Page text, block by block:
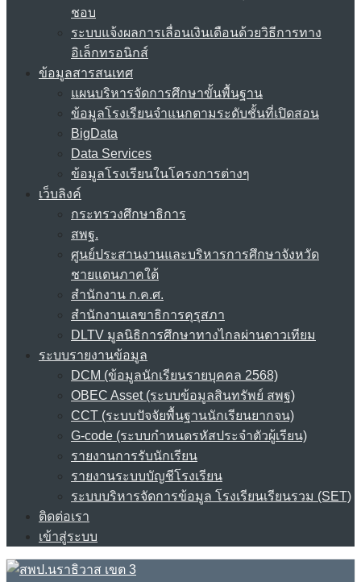
ชอบ
ระบบแจ้งผลการเลื่อนเงินเดือนด้วยวิธีการทาง
อิเล็กทรอนิกส์
ข้อมูลสารสนเทศ
แผนบริหารจัดการศึกษาขั้นพื้นฐาน
ข้อมูลโรงเรียนจำแนกตามระดับชั้นที่เปิดสอน
BigData
Data Services
ข้อมูลโรงเรียนในโครงการต่างๆ
เว็บลิงค์
กระทรวงศึกษาธิการ
สพฐ.
ศูนย์ประสานงานและบริหารการศึกษาจังหวัด
ชายแดนภาคใต้
สำนักงาน ก.ค.ศ.
สำนักงานเลขาธิการคุรุสภา
DLTV มูลนิธิการศึกษาทางไกลผ่านดาวเทียม
ระบบรายงานข้อมูล
DCM (ข้อมูลนักเรียนรายบุคคล 2568)
OBEC Asset (ระบบข้อมูลสินทรัพย์ สพฐ)
CCT (ระบบปัจจัยพื้นฐานนักเรียนยากจน)
G-code (ระบบกำหนดรหัสประจำตัวผู้เรียน)
รายงานการรับนักเรียน
รายงานระบบบัญชีโรงเรียน
ระบบบริหารจัดการข้อมูล โรงเรียนเรียนรวม (SET)
ติดต่อเรา
เข้าสู่ระบบ